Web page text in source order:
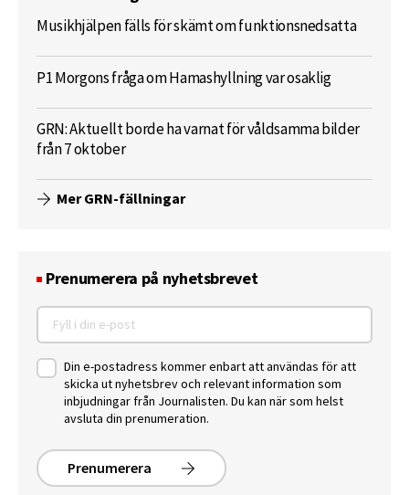
Musikhjälpen fälls för skämt om funktionsnedsatta
P1 Morgons fråga om Hamashyllning var osaklig
GRN: Aktuellt borde ha varnat för våldsamma bilder
från 7 oktober
Mer GRN-fällningar
Prenumerera på nyhetsbrevet
Din e-postadress kommer enbart att användas för att
skicka ut nyhetsbrev och relevant information som
inbjudningar från Journalisten. Du kan när som helst
avsluta din prenumeration.
Prenumerera